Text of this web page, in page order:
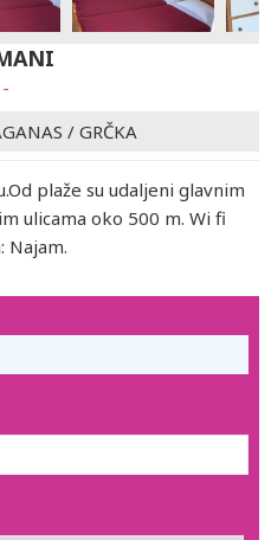
-
/ GRČKA
plaže su udaljeni glavnim
ulicama oko 500 m. Wi fi
Najam.